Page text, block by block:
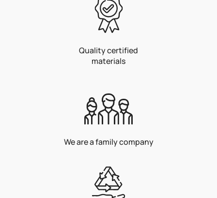
Quality certified
materials
We are a family company